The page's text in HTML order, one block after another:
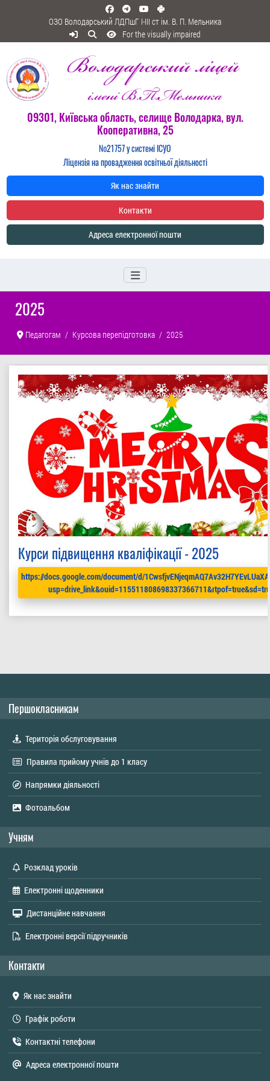
ОЗО Володарський ЛДПшГ I-III ст ім. В. П. Мельника
For the visually impaired
09301, Київська область, селище Володарка, вул.
Кооперативна, 25
№21757 у системі ІСУО
Ліцензія на провадження освітньої діяльності
Як нас знайти
Контакти
Адреса електронної пошти
2025
Педагогам Курсова перепідготовка 2025
Курси підвищення кваліфікації - 2025
https://docs.google.com/document/d/
Першокласникам
Територія обслуговування
Правила прийому учнів до 1 класу
Напрямки діяльності
Фотоальбом
Учням
Розклад уроків
Електронні щоденники
Дистанційне навчання
Електронні версії підручників
Контакти
Як нас знайти
Графік роботи
Контактні телефони
Адреса електронної пошти